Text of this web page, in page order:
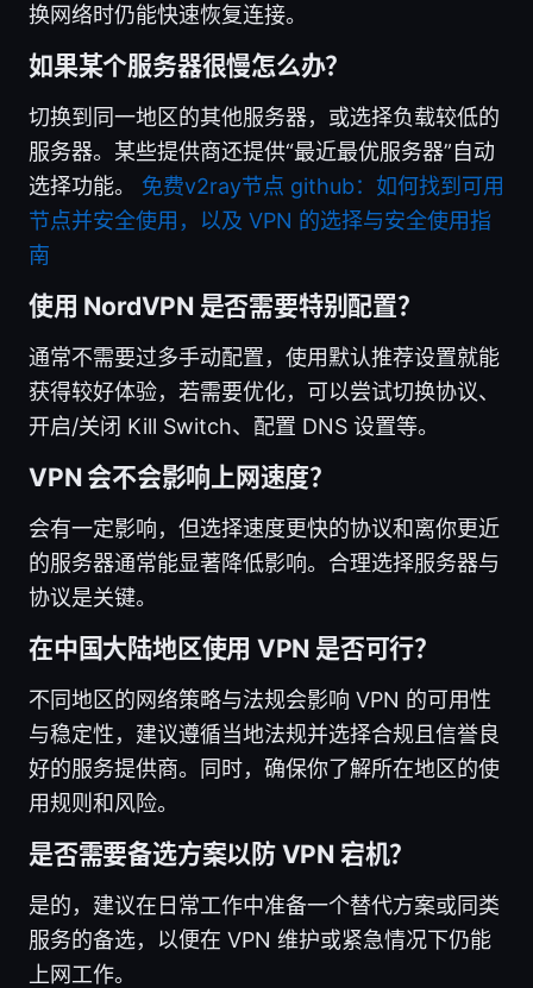
换网络时仍能快速恢复连接。
如果某个服务器很慢怎么办？
切换到同一地区的其他服务器，或选择负载较低的
服务器。某些提供商还提供“最近最优服务器”自动
选择功能。 免费v2ray节点 github：如何找到可用
节点并安全使用，以及 VPN 的选择与安全使用指
南
使用 NordVPN 是否需要特别配置？
通常不需要过多手动配置，使用默认推荐设置就能
获得较好体验，若需要优化，可以尝试切换协议、
开启/关闭 Kill Switch、配置 DNS 设置等。
VPN 会不会影响上网速度？
会有一定影响，但选择速度更快的协议和离你更近
的服务器通常能显著降低影响。合理选择服务器与
协议是关键。
在中国大陆地区使用 VPN 是否可行？
不同地区的网络策略与法规会影响 VPN 的可用性
与稳定性，建议遵循当地法规并选择合规且信誉良
好的服务提供商。同时，确保你了解所在地区的使
用规则和风险。
是否需要备选方案以防 VPN 宕机？
是的，建议在日常工作中准备一个替代方案或同类
服务的备选，以便在 VPN 维护或紧急情况下仍能
上网工作。